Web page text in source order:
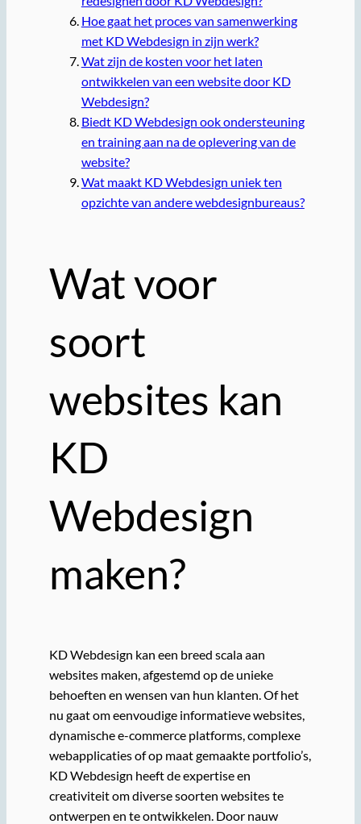
Hoe gaat het proces van samenwerking
met KD Webdesign in zijn werk?
Wat zijn de kosten voor het laten
ontwikkelen van een website door KD
Webdesign?
Biedt KD Webdesign ook ondersteuning
en training aan na de oplevering van de
website?
Wat maakt KD Webdesign uniek ten
opzichte van andere webdesignbureaus?
Wat voor
soort
websites kan
KD
Webdesign
maken?
KD Webdesign kan een breed scala aan
websites maken, afgestemd op de unieke
behoeften en wensen van hun klanten. Of het
nu gaat om eenvoudige informatieve websites,
dynamische e-commerce platforms, complexe
webapplicaties of op maat gemaakte portfolio’s,
KD Webdesign heeft de expertise en
creativiteit om diverse soorten websites te
ontwerpen en te ontwikkelen. Door nauw